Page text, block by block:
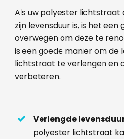
Als uw polyester lichtstraat
zijn levensduur is, is het een
overwegen om deze te
is een goede manier om de
lichtstraat te verlengen en
verbeteren.
Verlengde
polyester lichtstraat